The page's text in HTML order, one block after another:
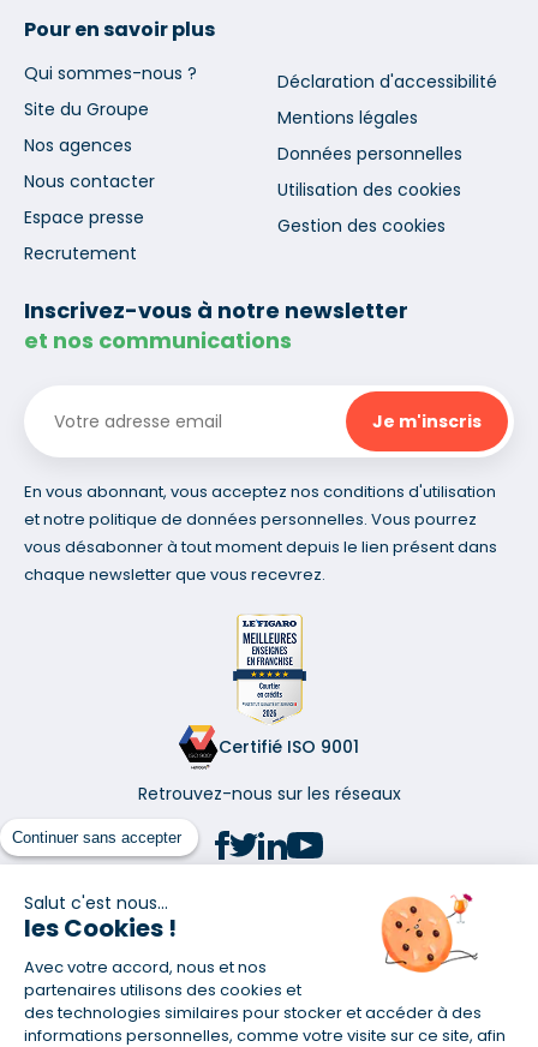
Continuer sans accepter
Salut c'est nous...
les Cookies !
Avec votre accord, nous et nos
partenaires utilisons des cookies et
des technologies similaires pour stocker et accéder à des
informations personnelles, comme votre visite sur ce site, afin
Pour en savoir plus
Qui sommes-nous ?
Site du Groupe
Nos agences
Nous contacter
Espace presse
Recrutement
Déclaration d'accessibilité
Mentions légales
Données personnelles
Utilisation des cookies
Gestion des cookies
Inscrivez-vous à notre newsletter
et nos communications
En vous abonnant, vous acceptez nos conditions d'utilisation
et notre politique de données personnelles. Vous pourrez
vous désabonner à tout moment depuis le lien présent dans
chaque newsletter que vous recevrez.
Certifié ISO 9001
Retrouvez-nous sur les réseaux
(1) Taux fixe national hors assurance et selon votre profil
(2) Économie de 65 % pour l'assurance d'un prêt amortissable de 330
457,23 € à 0,90 % sur 19,5 ans, accordé à un salarié non cadre assuré à
100 % (décès, PTIA, IPP, ITT, IPP) âgé de 36 ans fumeur et une personne
salariée non cadre assurée à 100 % (décès, PTIA, IPP, ITT, IPP) âgée de 35